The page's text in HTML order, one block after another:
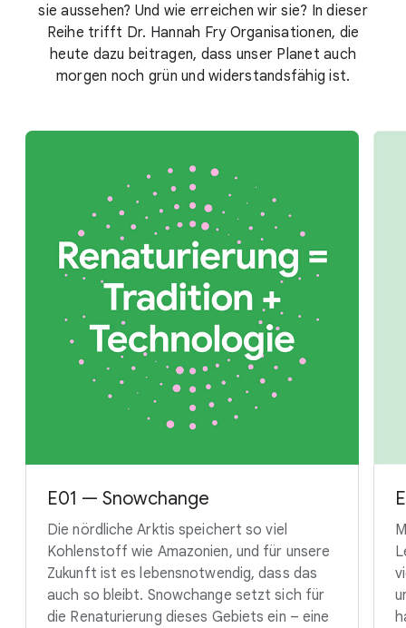
sie aussehen? Und wie erreichen wir sie? In dieser
Reihe trifft Dr. Hannah Fry Organisationen, die
heute dazu beitragen, dass unser Planet auch
morgen noch grün und widerstandsfähig ist.
E01 — Snowchange
Die nördliche Arktis speichert so viel
Kohlenstoff wie Amazonien, und für unsere
Zukunft ist es lebensnotwendig, dass das
auch so bleibt. Snowchange setzt sich für
die Renaturierung dieses Gebiets ein – eine